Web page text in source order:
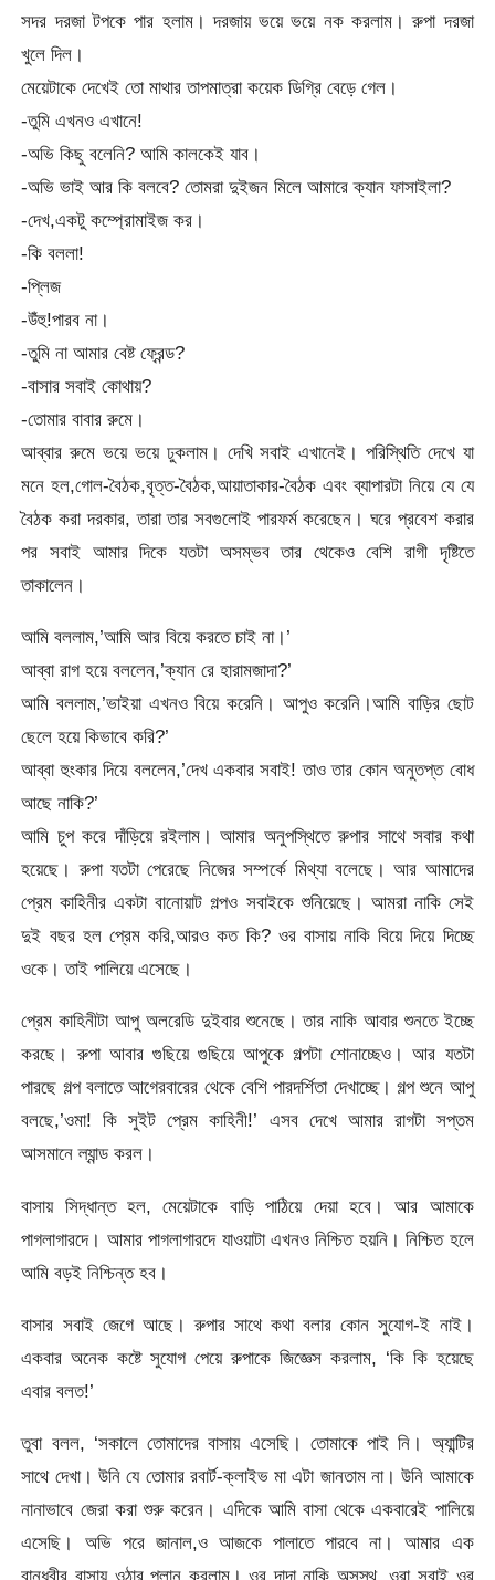
সদর দরজা টপকে পার হলাম। দরজায় ভয়ে ভয়ে নক করলাম। রুপা দরজা
খুলে দিল।
মেয়েটাকে দেখেই তো মাথার তাপমাত্রা কয়েক ডিগ্রি বেড়ে গেল।
-তুমি এখনও এখানে!
-অভি কিছু বলেনি? আমি কালকেই যাব।
-অভি ভাই আর কি বলবে? তোমরা দুইজন মিলে আমারে ক্যান ফাসাইলা?
-দেখ,একটু কম্প্রোমাইজ কর।
-কি বললা!
-প্লিজ
-উঁহু!পারব না।
-তুমি না আমার বেষ্ট ফ্রেন্ড?
-বাসার সবাই কোথায়?
-তোমার বাবার রুমে।
আব্বার রুমে ভয়ে ভয়ে ঢুকলাম। দেখি সবাই এখানেই। পরিস্থিতি দেখে যা
মনে হল,গোল-বৈঠক,বৃত্ত-বৈঠক,আয়াতাকার-বৈঠক এবং ব্যাপারটা নিয়ে যে যে
বৈঠক করা দরকার, তারা তার সবগুলোই পারফর্ম করেছেন। ঘরে প্রবেশ করার
পর সবাই আমার দিকে যতটা অসম্ভব তার থেকেও বেশি রাগী দৃষ্টিতে
তাকালেন।
আমি বললাম,’আমি আর বিয়ে করতে চাই না।’
আব্বা রাগ হয়ে বললেন,’ক্যান রে হারামজাদা?’
আমি বললাম,’ভাইয়া এখনও বিয়ে করেনি। আপুও করেনি।আমি বাড়ির ছোট
ছেলে হয়ে কিভাবে করি?’
আব্বা হুংকার দিয়ে বললেন,’দেখ একবার সবাই! তাও তার কোন অনুতপ্ত বোধ
আছে নাকি?’
আমি চুপ করে দাঁড়িয়ে রইলাম। আমার অনুপস্থিতে রুপার সাথে সবার কথা
হয়েছে। রুপা যতটা পেরেছে নিজের সম্পর্কে মিথ্যা বলেছে। আর আমাদের
প্রেম কাহিনীর একটা বানোয়াট গল্পও সবাইকে শুনিয়েছে। আমরা নাকি সেই
দুই বছর হল প্রেম করি,আরও কত কি? ওর বাসায় নাকি বিয়ে দিয়ে দিচ্ছে
ওকে। তাই পালিয়ে এসেছে।
প্রেম কাহিনীটা আপু অলরেডি দুইবার শুনেছে। তার নাকি আবার শুনতে ইচ্ছে
করছে। রুপা আবার গুছিয়ে গুছিয়ে আপুকে গল্পটা শোনাচ্ছেও। আর যতটা
পারছে গল্প বলাতে আগেরবারের থেকে বেশি পারদর্শিতা দেখাচ্ছে। গল্প শুনে আপু
বলছে,’ওমা! কি সুইট প্রেম কাহিনী!’ এসব দেখে আমার রাগটা সপ্তম
আসমানে ল্যান্ড করল।
বাসায় সিদ্ধান্ত হল, মেয়েটাকে বাড়ি পাঠিয়ে দেয়া হবে। আর আমাকে
পাগলাগারদে। আমার পাগলাগারদে যাওয়াটা এখনও নিশ্চিত হয়নি। নিশ্চিত হলে
আমি বড়ই নিশ্চিন্ত হব।
বাসার সবাই জেগে আছে। রুপার সাথে কথা বলার কোন সুযোগ-ই নাই।
একবার অনেক কষ্টে সুযোগ পেয়ে রুপাকে জিজ্ঞেস করলাম, ‘কি কি হয়েছে
এবার বলত!’
তুবা বলল, ‘সকালে তোমাদের বাসায় এসেছি। তোমাকে পাই নি। অ্যান্টির
সাথে দেখা। উনি যে তোমার রবার্ট-ক্লাইভ মা এটা জানতাম না। উনি আমাকে
নানাভাবে জেরা করা শুরু করেন। এদিকে আমি বাসা থেকে একবারেই পালিয়ে
এসেছি। অভি পরে জানাল,ও আজকে পালাতে পারবে না। আমার এক